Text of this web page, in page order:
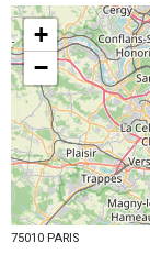
+
−
75010 PARIS